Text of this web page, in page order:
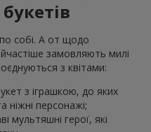
по собі. А от щодо
замовляють милі
з квітами:
з іграшкою, до яких
ніжні персонажі;
мультяшні герої, які